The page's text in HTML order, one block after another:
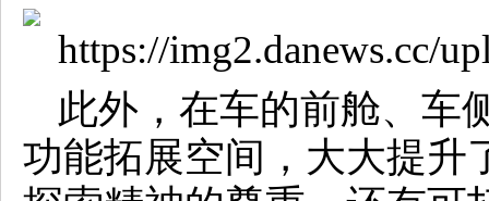
此外，在车的前舱、车
功能拓展空间，大大提升